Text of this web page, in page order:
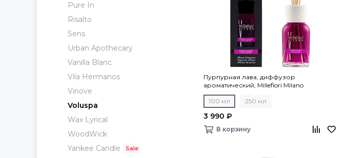
Pure In
Risalto
Sens
Urban Apothecary
Vanilla Blanc
Vila Hermanos
Vinove
Voluspa
Wax Lyrical
WoodWick
Yankee Candle
Пурпурная лава, диффузор
ароматический, Millefiori Milano
100 мл 250 мл
3 990 ₽
В корзину